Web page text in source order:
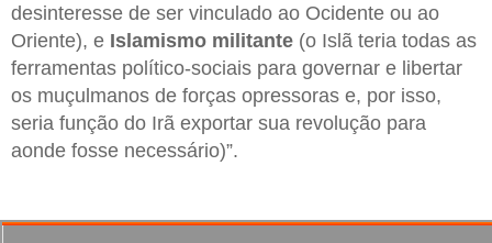
desinteresse de ser vinculado ao Ocidente ou ao
Oriente), e Islamismo militante (o Islã teria todas as
ferramentas político-sociais para governar e libertar
os muçulmanos de forças opressoras e, por isso,
seria função do Irã exportar sua revolução para
aonde fosse necessário)”.